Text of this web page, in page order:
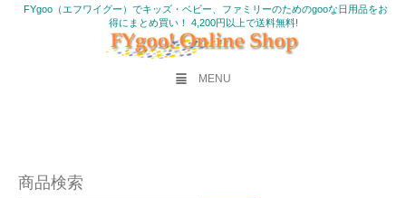
FYgoo（エフワイグー）でキッズ・ベビー、ファミリーのためのgooな日用品をお
得にまとめ買い！ 4,200円以上で送料無料!
MENU
商品検索